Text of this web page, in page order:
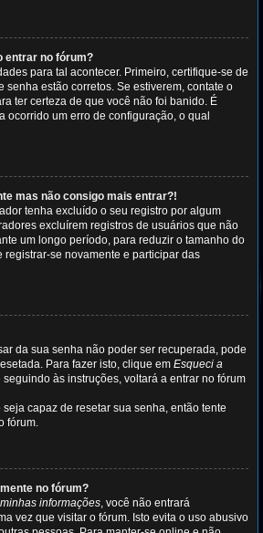
entrar no fórum?
para tal acontecer. Primeiro, certifique-se de
senha estão corretos. Se estiverem, contate o
ter certeza de que você não foi banido. É
ocorrido um erro de configuração, o qual
mas não consigo mais entrar?!
tenha excluído o seu registro por algum
excluírem registros de usuários que não
um longo período, para reduzir o tamanho do
registrar-se novamente e participar das
da sua senha não poder ser recuperada, pode
Para fazer isto, clique em Esqueci a
às instruções, voltará a entrar no fórum
capaz de resetar sua senha, então tente
fórum.
no fórum?
informações, você não entrará
vez que visitar o fórum. Isto evita o uso abusivo